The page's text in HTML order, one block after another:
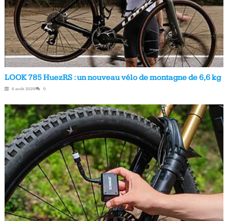
LOOK 785 HuezRS : un nouveau vélo de montagne de 6,6 kg
6 août 2026 0